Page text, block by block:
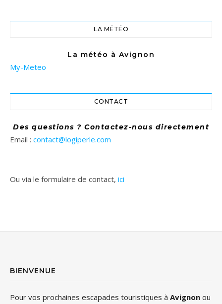
LA MÉTÉO
La météo à Avignon
My-Meteo
CONTACT
Des questions ? Contactez-nous directement
Email : contact@logiperle.com
Ou via le formulaire de contact, ici
BIENVENUE
Pour vos prochaines escapades touristiques à Avignon ou